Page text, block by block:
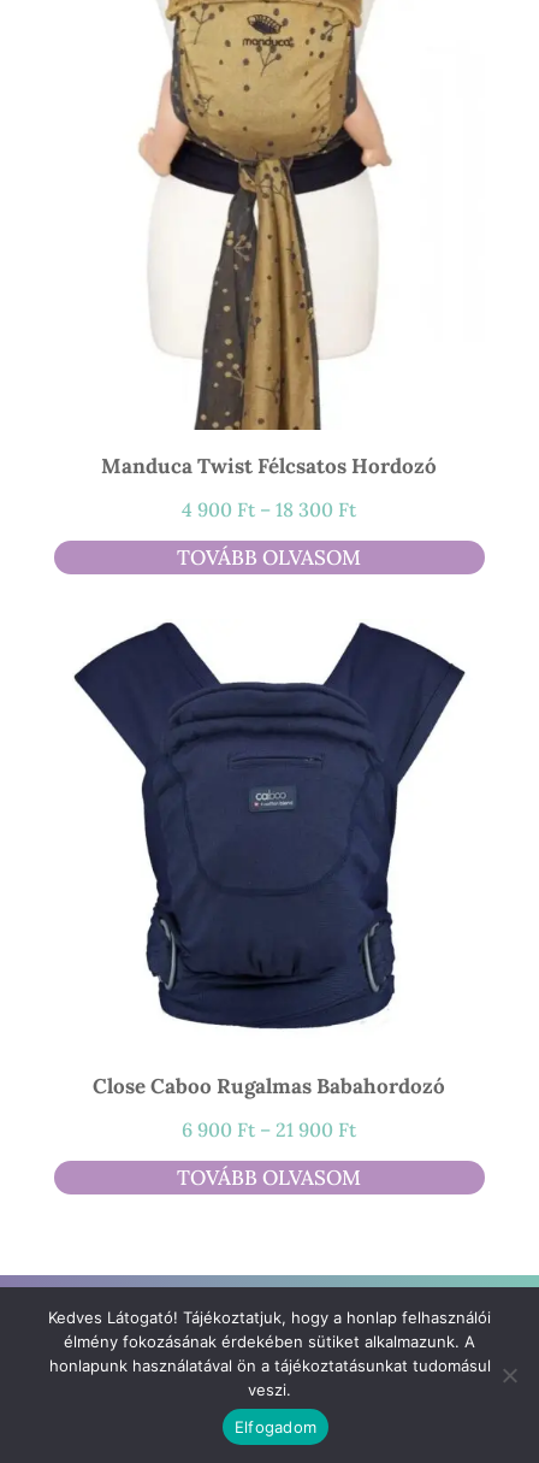
Manduca Twist Félcsatos Hordozó
4 900 Ft – 18 300 FtÁrtartomány:
4
900 Ft
TOVÁBB OLVASOM
Close Caboo Rugalmas Babahordozó
6 900 Ft – 21 900 FtÁrtartomány:
6
900 Ft
TOVÁBB OLVASOM
Kedves Látogató! Tájékoztatjuk, hogy a honlap felhasználói
élmény fokozásának érdekében sütiket alkalmazunk. A
honlapunk használatával ön a tájékoztatásunkat tudomásul
veszi.
Elfogadom